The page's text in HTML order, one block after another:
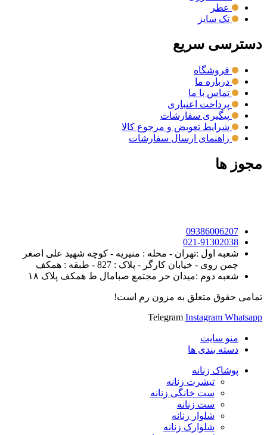
عطر
تک سایز
دسترسی سریع
فروشگاه
درباره ما
تماس با ما
پرداخت اعتباری
پیگیری سفارشات
شرایط تعویض و مرجوع کالا
راهنمای ارسال سفارشات
مجوز ها
09386006207
021-91302038
شعبه اول :تهران - محله : منیریه - کوچه شهید علی اصغر
چمن روی - خیابان کارگر - پلاک : 827 - طبقه : همکف
شعبه دوم :میدان حر مجتمع صبامال ط همکف پلاک ۱۸
تمامی حقوق متعلق به مزون رم است!
Telegram Instagram Whatsapp
منو سایت
دسته بندی ها
پوشاک زنانه
تیشرت زنانه
ست خانگی زنانه
ست زنانه
شلوار زنانه
شلوارک زنانه